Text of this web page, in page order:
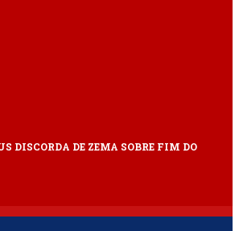
DISCORDA DE ZEMA SOBRE FIM DO